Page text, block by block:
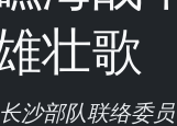
壮歌
沙部队联络委